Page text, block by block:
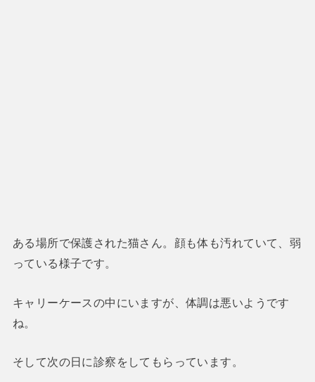
ある場所で保護された猫さん。顔も体も汚れていて、弱
っている様子です。
キャリーケースの中にいますが、体調は悪いようです
ね。
そして次の日に診察をしてもらっています。